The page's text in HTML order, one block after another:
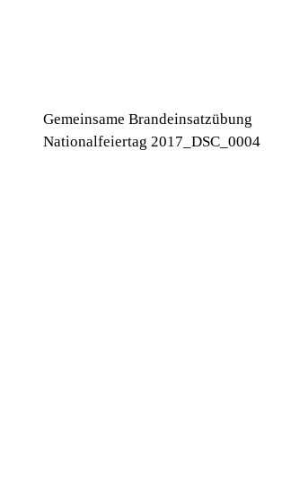
Gemeinsame Brandeinsatzübung
Nationalfeiertag 2017_DSC_0004